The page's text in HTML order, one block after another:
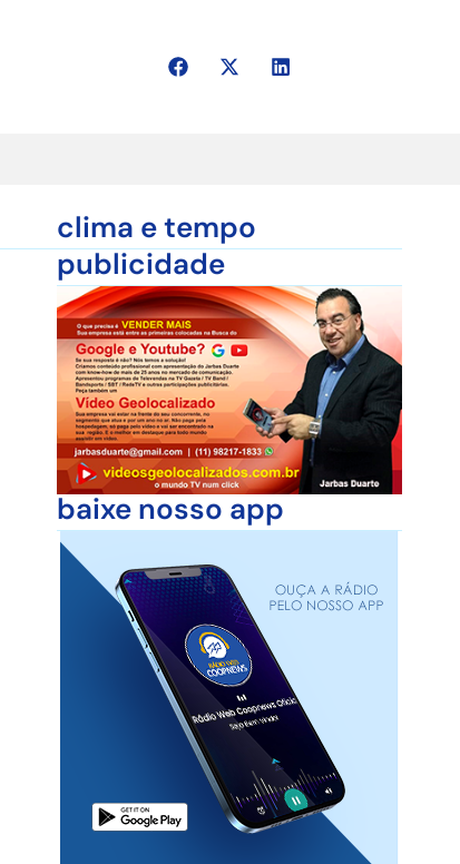
clima e tempo
publicidade
baixe nosso app